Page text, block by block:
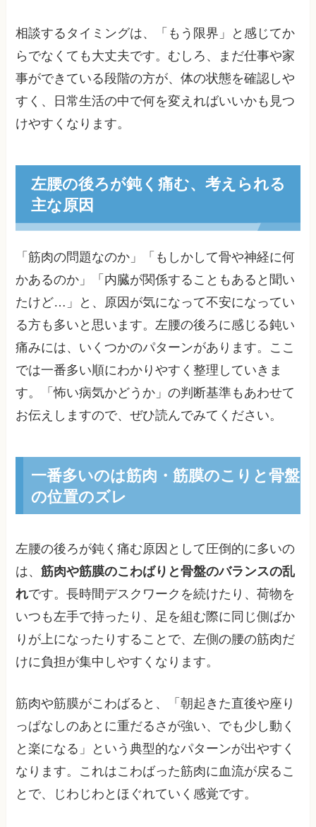
相談するタイミングは、「もう限界」と感じてか
らでなくても大丈夫です。むしろ、まだ仕事や家
事ができている段階の方が、体の状態を確認しや
すく、日常生活の中で何を変えればいいかも見つ
けやすくなります。
左腰の後ろが鈍く痛む、考えられる
主な原因
「筋肉の問題なのか」「もしかして骨や神経に何
かあるのか」「内臓が関係することもあると聞い
たけど…」と、原因が気になって不安になってい
る方も多いと思います。左腰の後ろに感じる鈍い
痛みには、いくつかのパターンがあります。ここ
では一番多い順にわかりやすく整理していきま
す。「怖い病気かどうか」の判断基準もあわせて
お伝えしますので、ぜひ読んでみてください。
一番多いのは筋肉・筋膜のこりと骨盤
の位置のズレ
左腰の後ろが鈍く痛む原因として圧倒的に多いの
は、筋肉や筋膜のこわばりと骨盤のバランスの乱
れです。長時間デスクワークを続けたり、荷物を
いつも左手で持ったり、足を組む際に同じ側ばか
りが上になったりすることで、左側の腰の筋肉だ
けに負担が集中しやすくなります。
筋肉や筋膜がこわばると、「朝起きた直後や座り
っぱなしのあとに重だるさが強い、でも少し動く
と楽になる」という典型的なパターンが出やすく
なります。これはこわばった筋肉に血流が戻るこ
とで、じわじわとほぐれていく感覚です。